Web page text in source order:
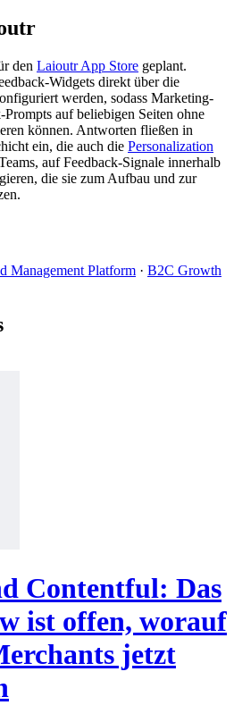
den Laioutr App Store geplant.
Widgets direkt über die
werden, sodass Marketing-
auf beliebigen Seiten ohne
können. Antworten fließen in
ein, die auch die Personalization
auf Feedback-Signale innerhalb
die sie zum Aufbau und zur
Management Platform · B2C Growth
Contentful: Das
ist offen, worauf
jetzt